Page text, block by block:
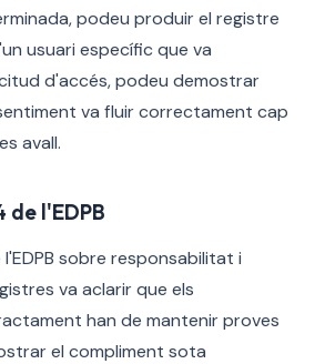
podeu produir el registre
usuari específic que va
d'accés, podeu demostrar
va fluir correctament cap
avall.
de l'EDPB
sobre responsabilitat i
va aclarir que els
han de mantenir proves
el compliment sota